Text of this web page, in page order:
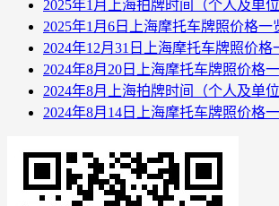
2025年1月上海拍牌时间（个人及单位
2025年1月6日上海摩托车牌照价格一
2024年12月31日上海摩托车牌照价格
2024年8月20日上海摩托车牌照价格
2024年8月上海拍牌时间（个人及单位
2024年8月14日上海摩托车牌照价格